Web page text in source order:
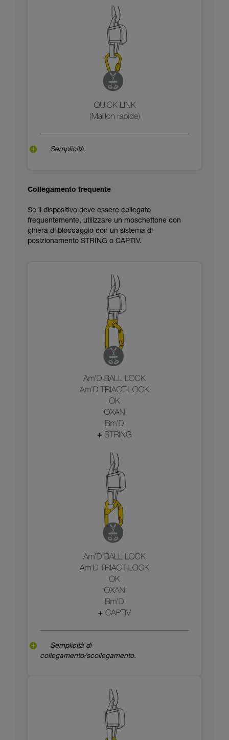
Semplicità.
Collegamento frequente
Se il dispositivo deve essere collegato
frequentemente, utilizzare un moschettone con
ghiera di bloccaggio con un sistema di
posizionamento STRING o CAPTIV.
Semplicità di
collegamento/scollegamento.